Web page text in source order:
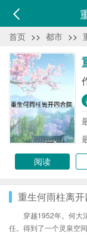
首页 >> 都市 >>
阅读
重生何雨柱离
穿越1952年。何大
任。得到了一个灵泉空